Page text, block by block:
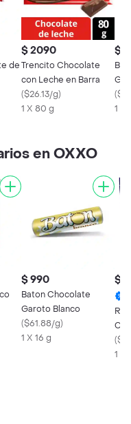
de
$ 2090
Trencito Chocolate
con Leche en Barra
($26.13/g)
1 X 80 g
$
(
1 X
en OXXO
$ 990
Baton Chocolate
Garoto Blanco
($61.88/g)
1 X 16 g
$
(
1 X